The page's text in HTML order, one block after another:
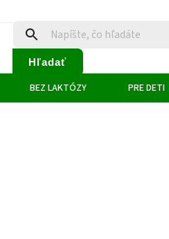
Hľadať
BEZ LAKTÓZY PRE DETI